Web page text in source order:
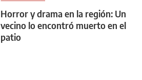
Horror y drama en la región: Un
vecino lo encontró muerto en el
patio